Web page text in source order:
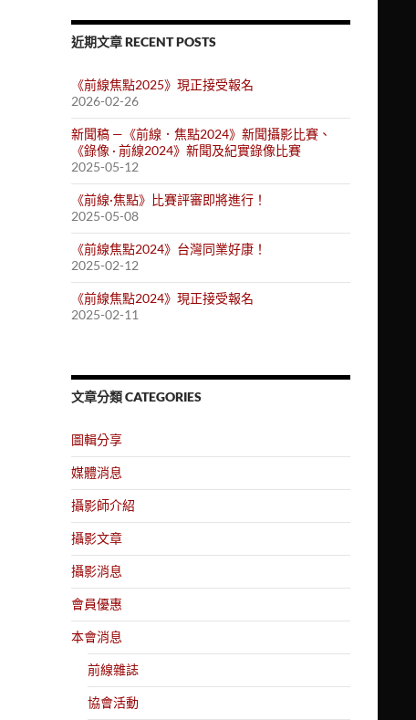
字:
近期文章 RECENT POSTS
《前線焦點2025》現正接受報名
2026-02-26
新聞稿 —《前線．焦點2024》新聞攝影比賽、
《錄像 · 前線2024》新聞及紀實錄像比賽
2025-05-12
《前線·焦點》比賽評審即將進行！
2025-05-08
《前線焦點2024》台灣同業好康！
2025-02-12
《前線焦點2024》現正接受報名
2025-02-11
文章分類 CATEGORIES
圖輯分享
媒體消息
攝影師介紹
攝影文章
攝影消息
會員優惠
本會消息
前線雜誌
協會活動